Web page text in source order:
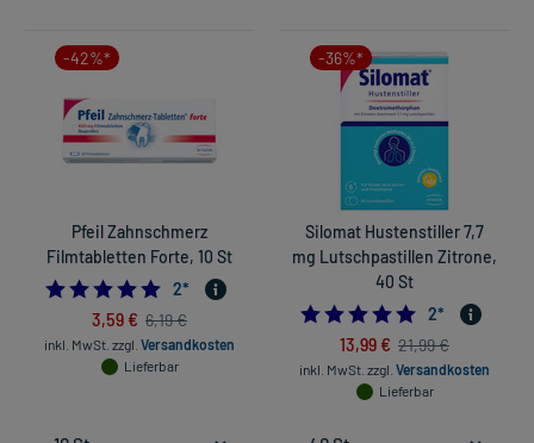
-42%*
Pfeil Zahnschmerz
Filmtabletten Forte, 10 St
5.0
2*
3,59 € 6,19 €
inkl. MwSt. zzgl. Versandkosten
Lieferbar
-36%*
Silomat Hustenstiller 7,7
mg Lutschpastillen Zitrone,
40 St
5.0
2*
13,99 € 21,99 €
inkl. MwSt. zzgl. Versandkosten
Lieferbar